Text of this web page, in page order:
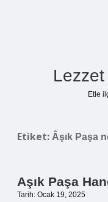
Etle
Etiket: Âşık Paşa
Aşık Paşa
Tarih: Ocak 19, 2025